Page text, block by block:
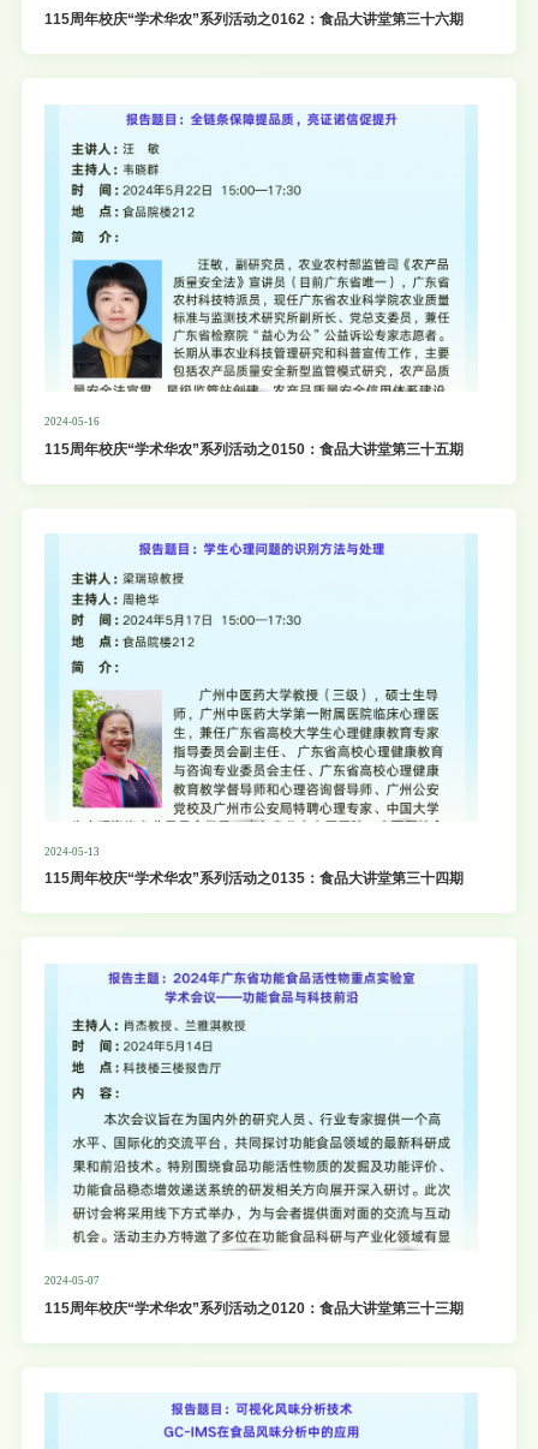
115周年校庆“学术华农”系列活动之0162：食品大讲堂第三十六期
2024-05-16
115周年校庆“学术华农”系列活动之0150：食品大讲堂第三十五期
2024-05-13
115周年校庆“学术华农”系列活动之0135：食品大讲堂第三十四期
2024-05-07
115周年校庆“学术华农”系列活动之0120：食品大讲堂第三十三期